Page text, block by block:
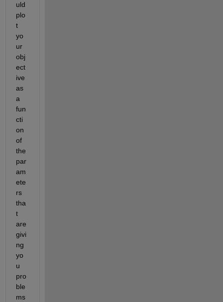
uld
plo
t
yo
ur
obj
ect
ive
as
a
fun
cti
on
of
the
par
am
ete
rs
tha
t
are
givi
ng
yo
u
pro
ble
ms